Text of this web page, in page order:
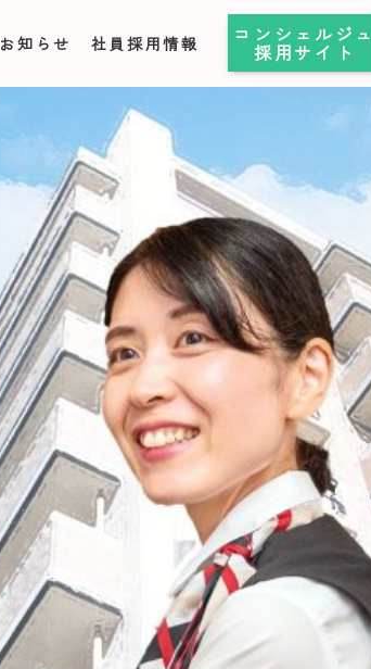
お知らせ 社員採用情報 コンシェルジュ
採用サイト